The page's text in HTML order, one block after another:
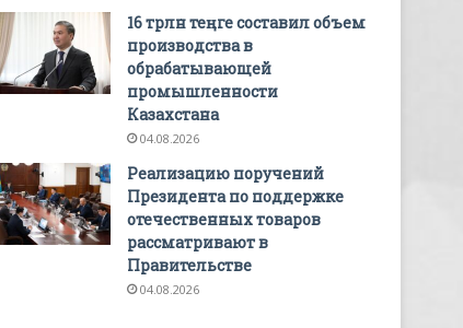
16 трлн теңге составил объем
производства в
обрабатывающей
промышленности
Казахстана
04.08.2026
Реализацию поручений
Президента по поддержке
отечественных товаров
рассматривают в
Правительстве
04.08.2026